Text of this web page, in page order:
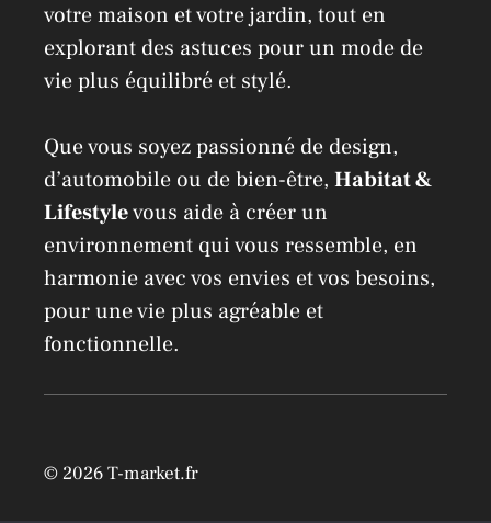
votre maison et votre jardin, tout en
explorant des astuces pour un mode de
vie plus équilibré et stylé.
Que vous soyez passionné de design,
d’automobile ou de bien-être, Habitat &
Lifestylevous aide à créer un
environnement qui vous ressemble, en
harmonie avec vos envies et vos besoins,
pour une vie plus agréable et
fonctionnelle.
© 2026 T-market.fr